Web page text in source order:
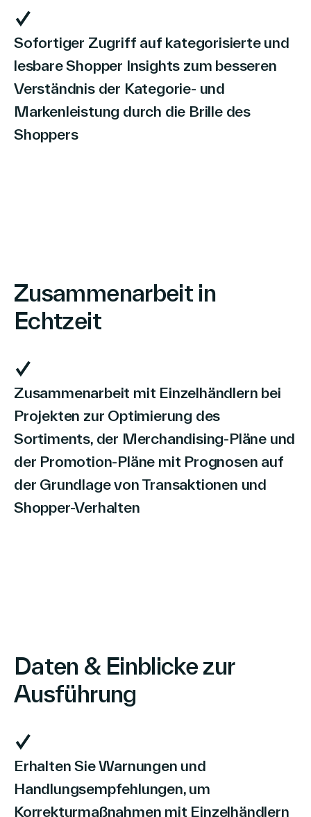
Sofortiger Zugriff auf kategorisierte und
lesbare Shopper Insights zum besseren
Verständnis der Kategorie- und
Markenleistung durch die Brille des
Shoppers
Zusammenarbeit in
Echtzeit
Zusammenarbeit mit Einzelhändlern bei
Projekten zur Optimierung des
Sortiments, der Merchandising-Pläne und
der Promotion-Pläne mit Prognosen auf
der Grundlage von Transaktionen und
Shopper-Verhalten
Daten & Einblicke zur
Ausführung
Erhalten Sie Warnungen und
Handlungsempfehlungen, um
Korrekturmaßnahmen mit Einzelhändlern